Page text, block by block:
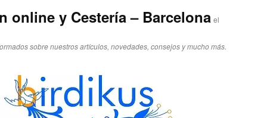
online y Cestería – Barcelona el
sobre nuestros artículos, novedades, consejos y mucho más.